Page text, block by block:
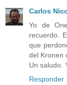
Carlos
Yo de
recuerdo.
que
del Kronen
Un saludo.
Responder